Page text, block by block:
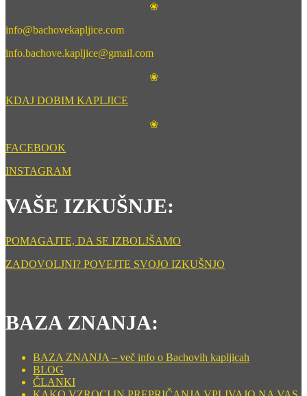
❀
info@bachovekapljice.com
info.bachove.kapljice@gmail.com
❀
KDAJ DOBIM KAPLJICE
❀
FACEBOOK
INSTAGRAM
VAŠE IZKUŠNJE:
POMAGAJTE, DA SE IZBOLJŠAMO
ZADOVOLJNI? POVEJTE SVOJO IZKUŠNJO
BAZA ZNANJA:
BAZA ZNANJA – več info o Bachovih kapljicah
BLOG
ČLANKI